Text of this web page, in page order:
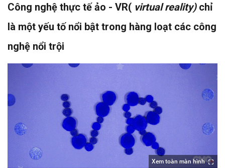
Công nghệ thực tế ảo - VR( virtual reality)chỉ
là một yếu tố nổi bật trong hàng loạt các công
nghệ nổi trội
Xem toàn màn hình